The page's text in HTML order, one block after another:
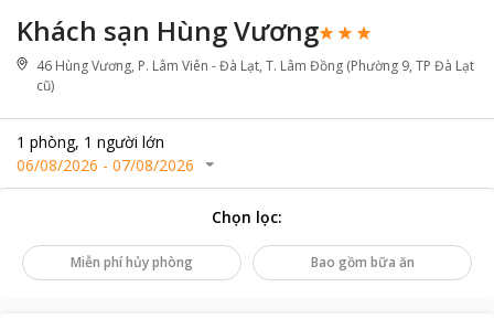
Khách sạn Hùng Vương
46 Hùng Vương, P. Lâm Viên - Đà Lạt, T. Lâm Đồng (Phường 9, TP Đà Lạt
cũ)
1 phòng, 1 người lớn
06/08/2026 - 07/08/2026
Chọn lọc:
Miễn phí hủy phòng Bao gồm bữa ăn